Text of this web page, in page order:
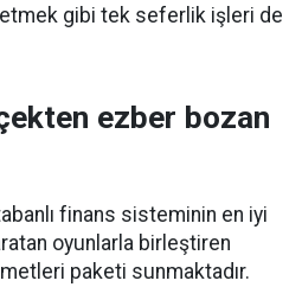
gibi tek seferlik işleri de
ezber bozan
finans sisteminin en iyi
oyunlarla birleştiren
paketi sunmaktadır.